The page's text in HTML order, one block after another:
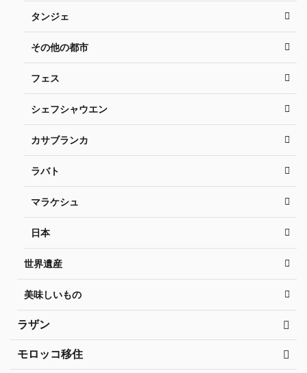
タンジェ
その他の都市
フェス
シェフシャウエン
カサブランカ
ラバト
マラケシュ
日本
世界遺産
美味しいもの
ラザン
モロッコ移住